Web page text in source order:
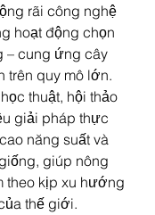
rãi công nghệ
hoạt động chọn
– cung ứng cây
trên quy mô lớn.
thuật, hội thảo
giải pháp thực
năng suất và
giúp nông
theo kịp xu hướng
thế giới.